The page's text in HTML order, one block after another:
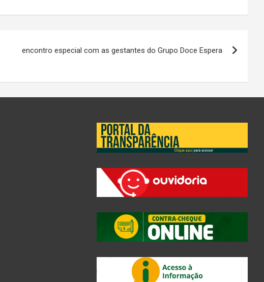
encontro especial com as gestantes do Grupo Doce Espera